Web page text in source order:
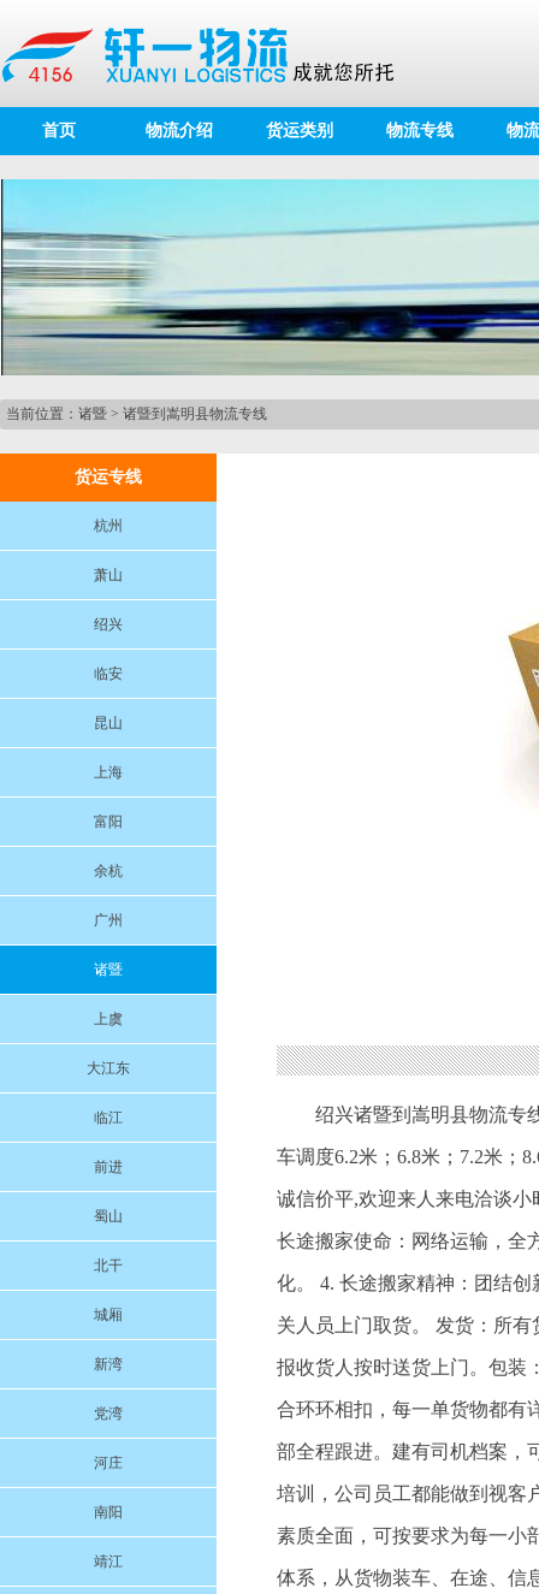
首页 物流介绍 货运类别 物流专线 物
当前位置： 诸暨 > 诸暨到嵩明县物流专线
货运专线
杭州
萧山
绍兴
临安
昆山
上海
富阳
余杭
广州
诸暨
上虞
大江东
临江
前进
蜀山
北干
城厢
新湾
党湾
河庄
南阳
靖江
绍兴诸暨到嵩明县物流专
车调度6.2米；6.8米；7.2米；
诚信价平,欢迎来人来电洽谈
长途搬家使命：网络运输，全
化。 4. 长途搬家精神：团结
关人员上门取货。 发货：所
报收货人按时送货上门。包装
合环环相扣，每一单货物都有
部全程跟进。建有司机档案，
培训，公司员工都能做到视客
素质全面，可按要求为每一小
体系，从货物装车、在途、信